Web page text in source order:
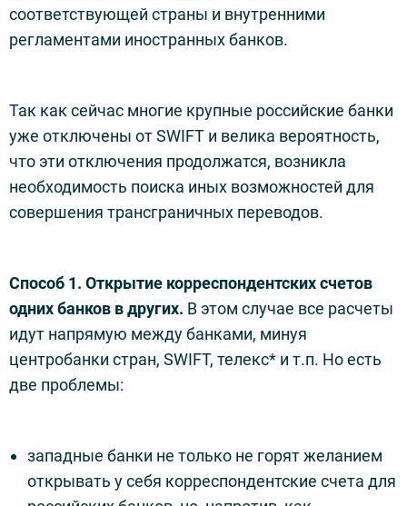
соответствующей страны и внутренними
регламентами иностранных банков.
Так как сейчас многие крупные российские банки
уже отключены от SWIFT и велика вероятность,
что эти отключения продолжатся, возникла
необходимость поиска иных возможностей для
совершения трансграничных переводов.
Способ 1. Открытие корреспондентских счетов
одних банков в других. В этом случае все расчеты
идут напрямую между банками, минуя
центробанки стран, SWIFT, телекс* и т.п. Но есть
две проблемы:
западные банки не только не горят желанием
открывать у себя корреспондентские счета для